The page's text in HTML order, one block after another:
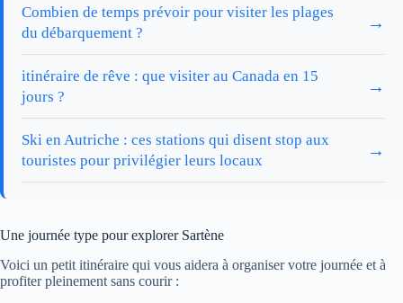
Combien de temps prévoir pour visiter les plages
du débarquement ?
→
itinéraire de rêve : que visiter au Canada en 15
jours ?
→
Ski en Autriche : ces stations qui disent stop aux
touristes pour privilégier leurs locaux
→
Une journée type pour explorer Sartène
Voici un petit itinéraire qui vous aidera à organiser votre journée et à
profiter pleinement sans courir :